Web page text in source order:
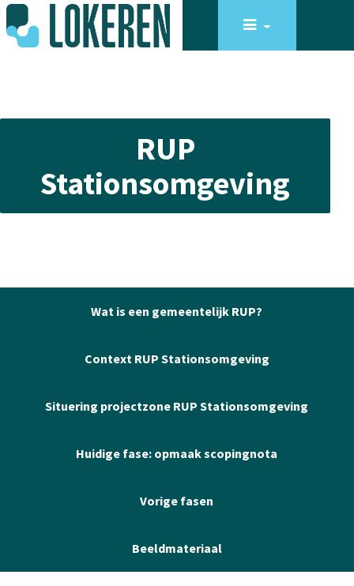
RUP
Stationsomgeving
Wat is een gemeentelijk RUP?
Context RUP Stationsomgeving
Situering projectzone RUP Stationsomgeving
Huidige fase: opmaak scopingnota
Vorige fasen
Beeldmateriaal